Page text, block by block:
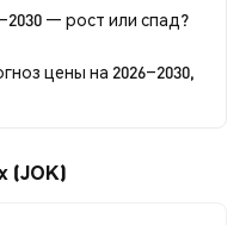
— рост или спад?
цены на 2026–2030,
(JOK)